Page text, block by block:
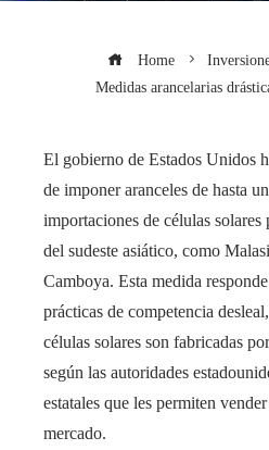
Home
Medidas arancelarias
​El gobierno de Estados Unidos
de imponer aranceles de hasta
importaciones de células solares
del sudeste asiático, como
Camboya. Esta medida
prácticas de competencia
células solares son fabricadas
según las autoridades
estatales que les permiten
mercado.